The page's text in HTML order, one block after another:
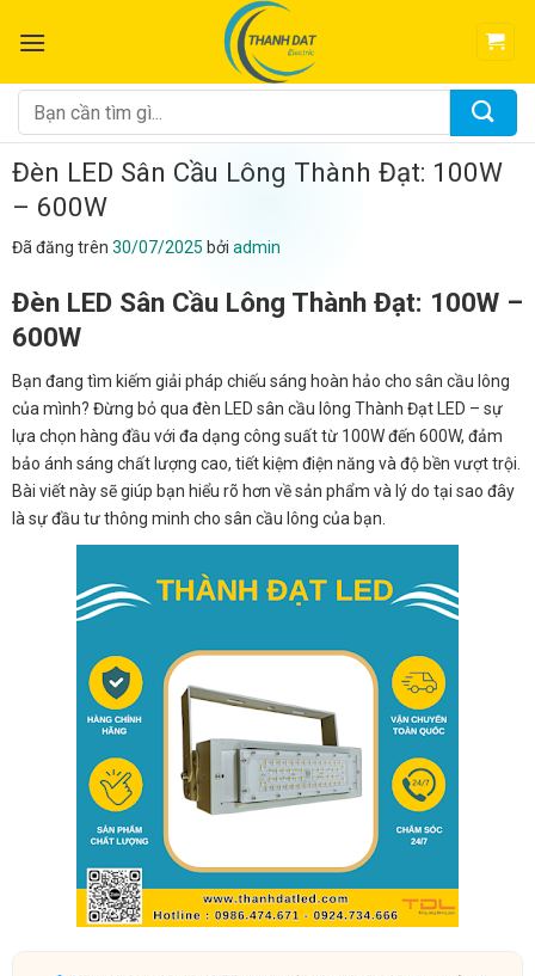
đến
dung
Tìm
kiếm:
Đèn LED Sân Cầu Lông Thành Đạt: 100W
– 600W
Đã đăng trên 30/07/2025 bởi admin
Đèn LED Sân Cầu Lông Thành Đạt: 100W –
600W
Bạn đang tìm kiếm giải pháp chiếu sáng hoàn hảo cho sân cầu lông
của mình? Đừng bỏ qua đèn LED sân cầu lông Thành Đạt LED – sự
lựa chọn hàng đầu với đa dạng công suất từ 100W đến 600W, đảm
bảo ánh sáng chất lượng cao, tiết kiệm điện năng và độ bền vượt trội.
Bài viết này sẽ giúp bạn hiểu rõ hơn về sản phẩm và lý do tại sao đây
là sự đầu tư thông minh cho sân cầu lông của bạn.